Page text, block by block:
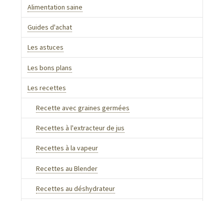
Alimentation saine
Guides d'achat
Les astuces
Les bons plans
Les recettes
Recette avec graines germées
Recettes à l'extracteur de jus
Recettes à la vapeur
Recettes au Blender
Recettes au déshydrateur